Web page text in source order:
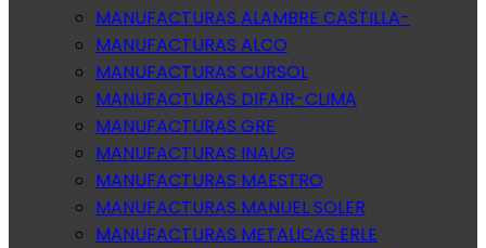
MANUFACTURAS ALAMBRE CASTILLA-
MANUFACTURAS ALCO
MANUFACTURAS CURSOL
MANUFACTURAS DIFAIR-CLIMA
MANUFACTURAS GRE
MANUFACTURAS INAUG
MANUFACTURAS MAESTRO
MANUFACTURAS MANUEL SOLER
MANUFACTURAS METALICAS ERLE